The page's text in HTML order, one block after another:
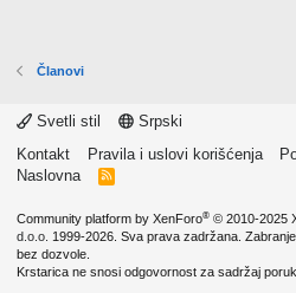
Članovi
Svetli stil
Srpski
Kontakt
Pravila i uslovi korišćenja
Naslovna
R
Community platform by XenForo® © 2010-2025
d.o.o. 1999-2026. Sva prava zadržana.
bez dozvole.
Krstarica ne snosi odgovornost za sadržaj